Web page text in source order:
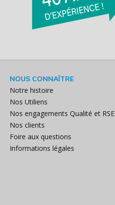
NOUS CONNAÎTRE
Notre histoire
Nos Utiliens
Nos engagements Qualité et RSE
Nos clients
Foire aux questions
Informations légales